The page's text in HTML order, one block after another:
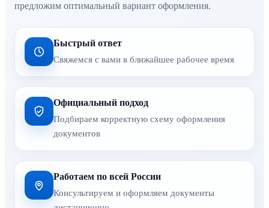
предложим оптимальный вариант оформления.
Быстрый ответ
Свяжемся с вами в ближайшее рабочее время
Официальный подход
Подбираем корректную схему оформления
документов
Работаем по всей России
Консультируем и оформляем документы